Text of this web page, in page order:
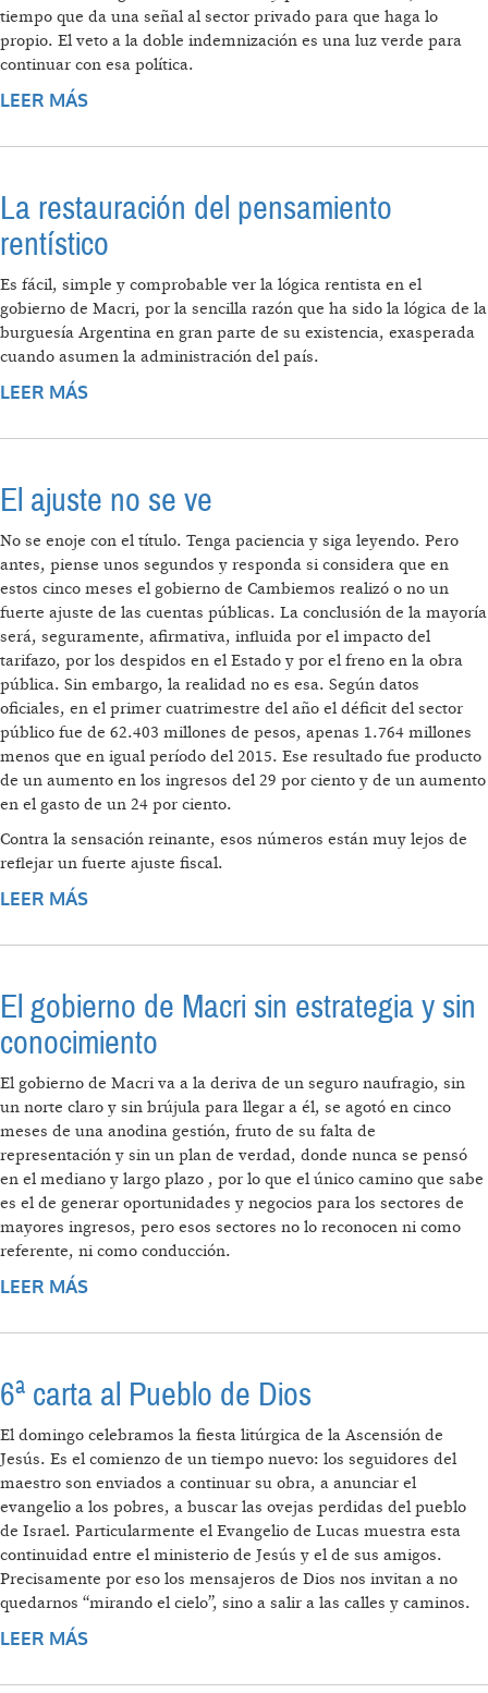
tiempo que da una señal al sector privado para que haga lo
propio. El veto a la doble indemnización es una luz verde para
continuar con esa política.
LEER MÁS
La restauración del pensamiento
rentístico
Es fácil, simple y comprobable ver la lógica rentista en el
gobierno de Macri, por la sencilla razón que ha sido la lógica de la
burguesía Argentina en gran parte de su existencia, exasperada
cuando asumen la administración del país.
LEER MÁS
El ajuste no se ve
No se enoje con el título. Tenga paciencia y siga leyendo. Pero
antes, piense unos segundos y responda si considera que en
estos cinco meses el gobierno de Cambiemos realizó o no un
fuerte ajuste de las cuentas públicas. La conclusión de la mayoría
será, seguramente, afirmativa, influida por el impacto del
tarifazo, por los despidos en el Estado y por el freno en la obra
pública. Sin embargo, la realidad no es esa. Según datos
oficiales, en el primer cuatrimestre del año el déficit del sector
público fue de 62.403 millones de pesos, apenas 1.764 millones
menos que en igual período del 2015. Ese resultado fue producto
de un aumento en los ingresos del 29 por ciento y de un aumento
en el gasto de un 24 por ciento.
Contra la sensación reinante, esos números están muy lejos de
reflejar un fuerte ajuste fiscal.
LEER MÁS
El gobierno de Macri sin estrategia y sin
conocimiento
El gobierno de Macri va a la deriva de un seguro naufragio, sin
un norte claro y sin brújula para llegar a él, se agotó en cinco
meses de una anodina gestión, fruto de su falta de
representación y sin un plan de verdad, donde nunca se pensó
en el mediano y largo plazo , por lo que el único camino que sabe
es el de generar oportunidades y negocios para los sectores de
mayores ingresos, pero esos sectores no lo reconocen ni como
referente, ni como conducción.
LEER MÁS
6ª carta al Pueblo de Dios
El domingo celebramos la fiesta litúrgica de la Ascensión de
Jesús. Es el comienzo de un tiempo nuevo: los seguidores del
maestro son enviados a continuar su obra, a anunciar el
evangelio a los pobres, a buscar las ovejas perdidas del pueblo
de Israel. Particularmente el Evangelio de Lucas muestra esta
continuidad entre el ministerio de Jesús y el de sus amigos.
Precisamente por eso los mensajeros de Dios nos invitan a no
quedarnos “mirando el cielo”, sino a salir a las calles y caminos.
LEER MÁS